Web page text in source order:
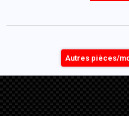
Autres pièces/